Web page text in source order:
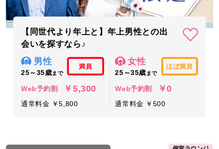
【同世代より年上と】年上男性との出
会いを探すなら♪
男性
25～35歳まで
満員
Web予約割 ￥5,300
通常料金 ￥5,800
女性
25～35歳 まで
ほぼ満員
Web予約割 ￥0
通常料金 ￥500